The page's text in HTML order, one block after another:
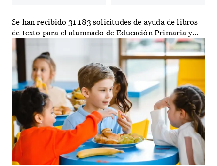
Se han recibido 31.183 solicitudes de ayuda de libros
de texto para el alumnado de Educación Primaria y...